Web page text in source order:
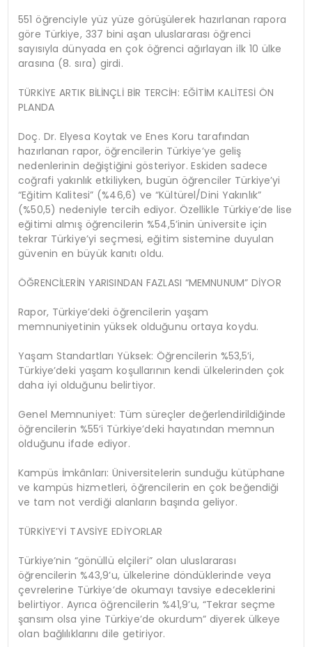
551 öğrenciyle yüz yüze görüşülerek hazırlanan rapora
göre Türkiye, 337 bini aşan uluslararası öğrenci
sayısıyla dünyada en çok öğrenci ağırlayan ilk 10 ülke
arasına (8. sıra) girdi.
TÜRKİYE ARTIK BİLİNÇLİ BİR TERCİH: EĞİTİM KALİTESİ ÖN
PLANDA
Doç. Dr. Elyesa Koytak ve Enes Koru tarafından
hazırlanan rapor, öğrencilerin Türkiye’ye geliş
nedenlerinin değiştiğini gösteriyor. Eskiden sadece
coğrafi yakınlık etkiliyken, bugün öğrenciler Türkiye’yi
“Eğitim Kalitesi” (%46,6) ve “Kültürel/Dini Yakınlık”
(%50,5) nedeniyle tercih ediyor. Özellikle Türkiye’de lise
eğitimi almış öğrencilerin %54,5’inin üniversite için
tekrar Türkiye’yi seçmesi, eğitim sistemine duyulan
güvenin en büyük kanıtı oldu.
ÖĞRENCİLERİN YARISINDAN FAZLASI “MEMNUNUM” DİYOR
Rapor, Türkiye’deki öğrencilerin yaşam
memnuniyetinin yüksek olduğunu ortaya koydu.
Yaşam Standartları Yüksek: Öğrencilerin %53,5’i,
Türkiye’deki yaşam koşullarının kendi ülkelerinden çok
daha iyi olduğunu belirtiyor.
Genel Memnuniyet: Tüm süreçler değerlendirildiğinde
öğrencilerin %55’i Türkiye’deki hayatından memnun
olduğunu ifade ediyor.
Kampüs İmkânları: Üniversitelerin sunduğu kütüphane
ve kampüs hizmetleri, öğrencilerin en çok beğendiği
ve tam not verdiği alanların başında geliyor.
TÜRKİYE’Yİ TAVSİYE EDİYORLAR
Türkiye’nin “gönüllü elçileri” olan uluslararası
öğrencilerin %43,9’u, ülkelerine döndüklerinde veya
çevrelerine Türkiye’de okumayı tavsiye edeceklerini
belirtiyor. Ayrıca öğrencilerin %41,9’u, “Tekrar seçme
şansım olsa yine Türkiye’de okurdum” diyerek ülkeye
olan bağlılıklarını dile getiriyor.